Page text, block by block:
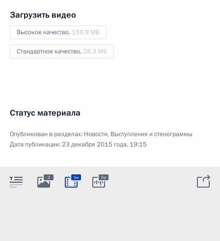
Загрузить видео
Высокое качество, 159.9 МБ
Стандартное качество, 28.3 МБ
Статус материала
Опубликован в разделах: Новости, Выступления и стенограммы
Дата публикации:23 декабря 2015 года, 19:15
2 5м 5м